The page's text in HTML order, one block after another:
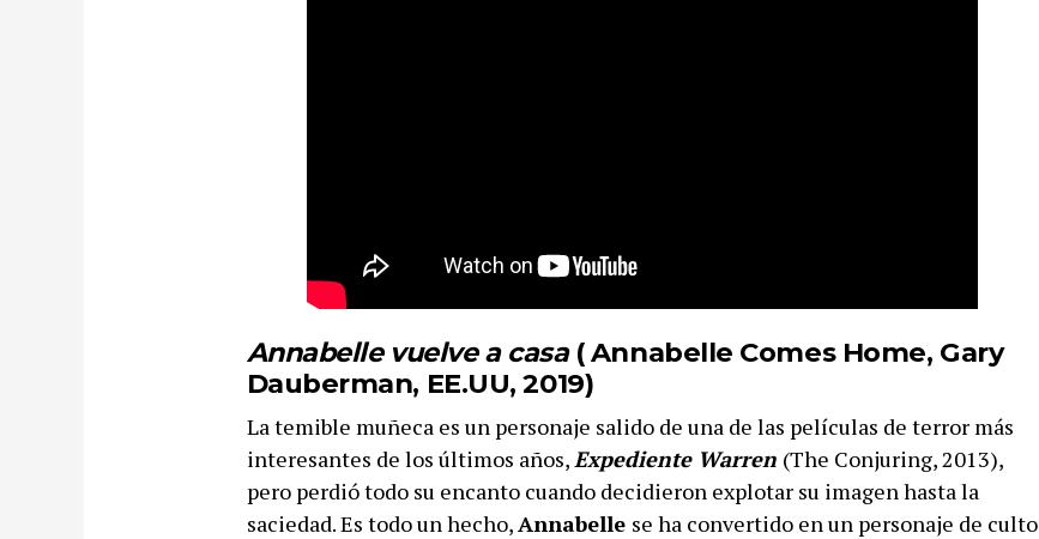
Annabelle vuelve a casa( Annabelle Comes Home, Gary
Dauberman, EE.UU, 2019)
La temible muñeca es un personaje salido de una de las películas de terror más
interesantes de los últimos años,Expediente Warren (The Conjuring, 2013),
pero perdió todo su encanto cuando decidieron explotar su imagen hasta la
saciedad. Es todo un hecho,Annabelle se ha convertido en un personaje de culto